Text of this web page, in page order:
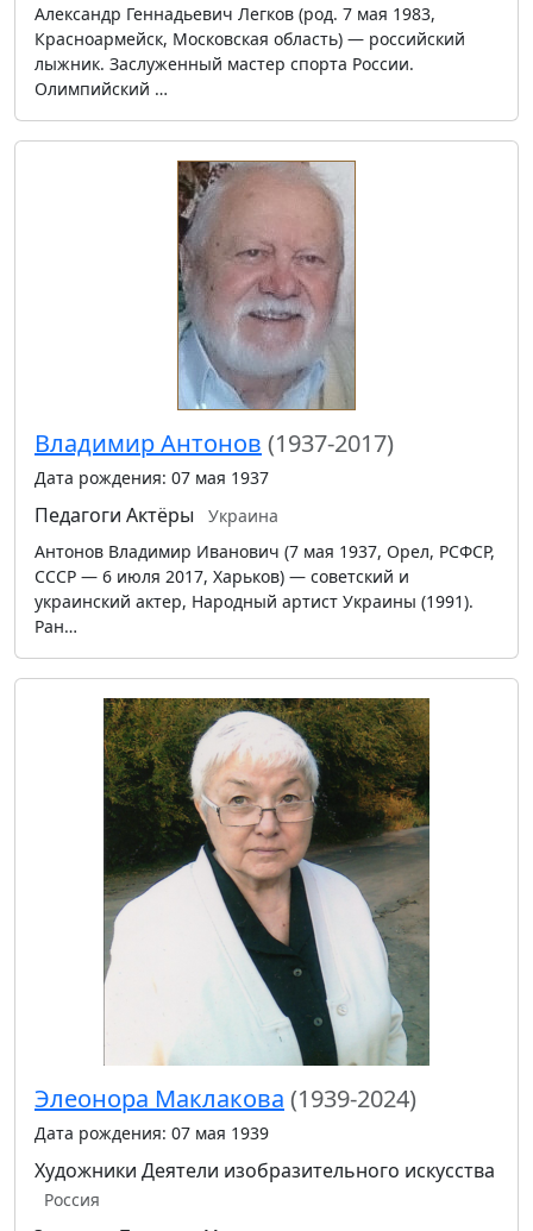
Александр Геннадьевич Легков (род. 7 мая 1983,
Красноармейск, Московская область) — российский
лыжник. Заслуженный мастер спорта России.
Олимпийский …
Владимир Антонов (1937-2017)
Дата рождения: 07 мая 1937
Педагоги Актёры
Украина
Антонов Владимир Иванович (7 мая 1937, Орел, РСФСР,
СССР — 6 июля 2017, Харьков) — советский и
украинский актер, Народный артист Украины (1991).
Ран…
Элеонора Маклакова (1939-2024)
Дата рождения: 07 мая 1939
Художники Деятели изобразительного искусства
Россия